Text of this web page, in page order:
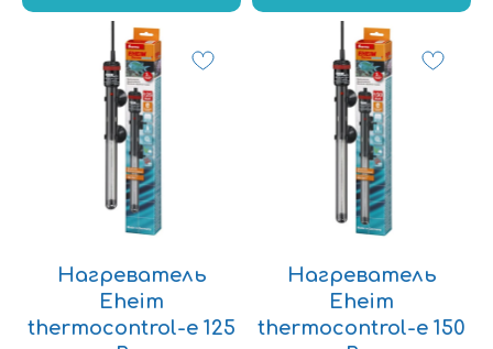
Нагреватель
Eheim
thermocontrol-e 125
Нагреватель
Eheim
thermocontrol-e 150